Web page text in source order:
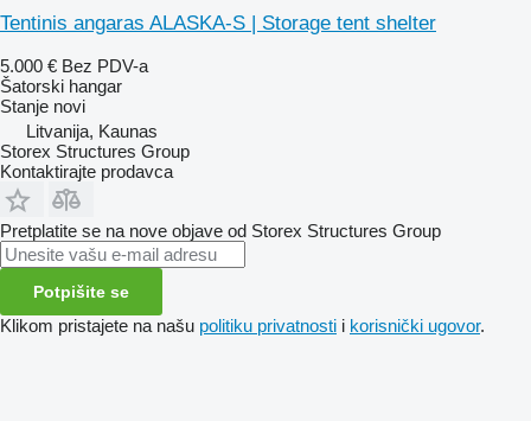
Tentinis angaras ALASKA-S | Storage tent shelter
5.000 € Bez PDV-a
Šatorski hangar
Stanje novi
Litvanija, Kaunas
Storex Structures Group
Kontaktirajte prodavca
Pretplatite se na nove objave od Storex Structures Group
Potpišite se
Klikom pristajete na našu politiku privatnosti i korisnički ugovor.